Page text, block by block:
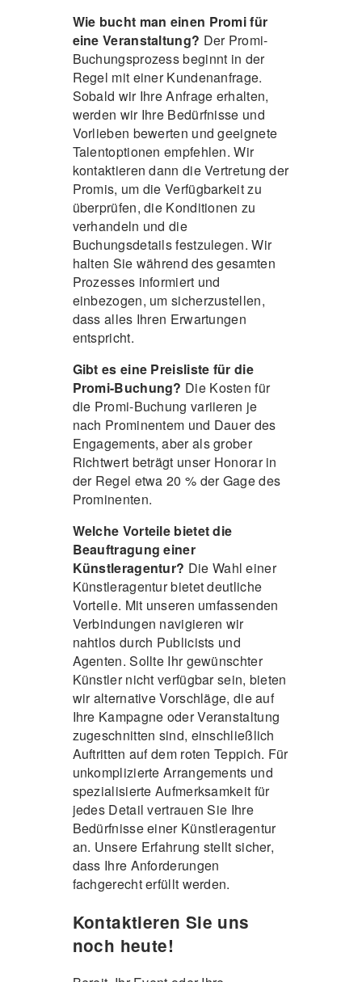
Wie bucht man einen Promi für
eine Veranstaltung? Der Promi-
Buchungsprozess beginnt in der
Regel mit einer Kundenanfrage.
Sobald wir Ihre Anfrage erhalten,
werden wir Ihre Bedürfnisse und
Vorlieben bewerten und geeignete
Talentoptionen empfehlen. Wir
kontaktieren dann die Vertretung der
Promis, um die Verfügbarkeit zu
überprüfen, die Konditionen zu
verhandeln und die
Buchungsdetails festzulegen. Wir
halten Sie während des gesamten
Prozesses informiert und
einbezogen, um sicherzustellen,
dass alles Ihren Erwartungen
entspricht.
Gibt es eine Preisliste für die
Promi-Buchung? Die Kosten für
die Promi-Buchung variieren je
nach Prominentem und Dauer des
Engagements, aber als grober
Richtwert beträgt unser Honorar in
der Regel etwa 20 % der Gage des
Prominenten.
Welche Vorteile bietet die
Beauftragung einer
Künstleragentur? Die Wahl einer
Künstleragentur bietet deutliche
Vorteile. Mit unseren umfassenden
Verbindungen navigieren wir
nahtlos durch Publicists und
Agenten. Sollte Ihr gewünschter
Künstler nicht verfügbar sein, bieten
wir alternative Vorschläge, die auf
Ihre Kampagne oder Veranstaltung
zugeschnitten sind, einschließlich
Auftritten auf dem roten Teppich. Für
unkomplizierte Arrangements und
spezialisierte Aufmerksamkeit für
jedes Detail vertrauen Sie Ihre
Bedürfnisse einer Künstleragentur
an. Unsere Erfahrung stellt sicher,
dass Ihre Anforderungen
fachgerecht erfüllt werden.
Kontaktieren Sie uns
noch heute!